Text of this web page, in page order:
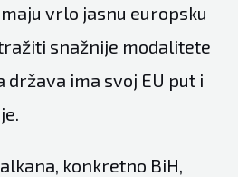
vrlo jasnu europsku
snažnije modalitete
država ima svoj EU put i
konkretno BiH,